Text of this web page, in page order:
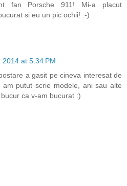
fan Porsche 911! Mi-a placut
si eu un pic ochii! :-)
2014 at 5:34 PM
a gasit pe cineva interesat de
am putut scrie modele, ani sau alte
ca v-am bucurat :)